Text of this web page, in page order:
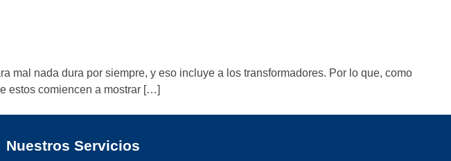
mal nada dura por siempre, y eso incluye a los transformadores. Por lo que, como
estos comiencen a mostrar […]
Nuestros Servicios